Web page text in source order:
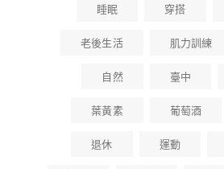
睡眠
穿搭
老後生活
肌力訓練
自然
臺中
葉黃素
葡萄酒
退休
運動